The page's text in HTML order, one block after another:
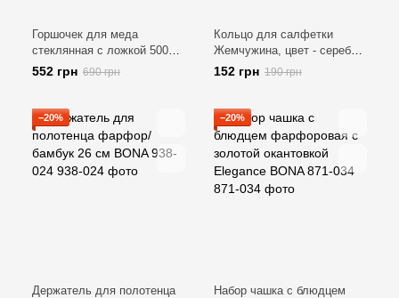
Горшочек для меда
стеклянная с ложкой 500
мл BONA 992-497
552 грн 690 грн
Кольцо для салфетки
Жемчужина, цвет - серебро
BONA 992-337
152 грн 190 грн
−20%
Держатель для полотенца
−20%
Набор чашка с блюдцем